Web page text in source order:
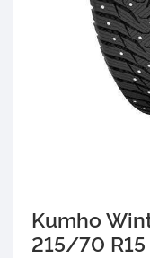
Kumho
215/70